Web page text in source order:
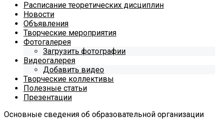
Расписание теоретических дисциплин
Новости
Объявления
Творческие мероприятия
Фотогалерея
Загрузить фотографии
Видеогалерея
Добавить видео
Творческие коллективы
Полезные статьи
Презентации
Основные сведения об образовательной организации